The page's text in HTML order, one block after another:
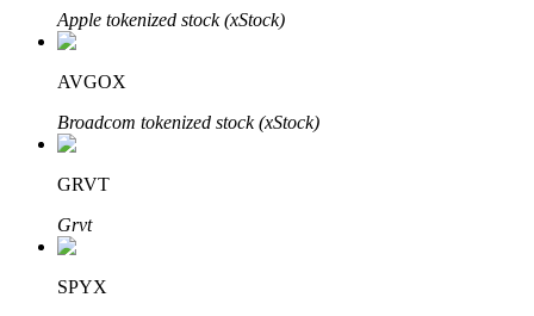
Bitrue
AI
شركاء بيترو
Apple tokenized stock (xStock)
AVGOX
Broadcom tokenized stock (xStock)
GRVT
Grvt
SPYX